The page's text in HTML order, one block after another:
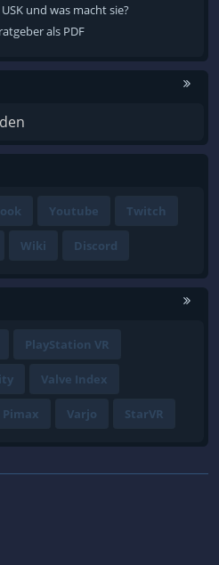
und was macht sie?
als PDF
Youtube Twitch
Wiki Discord
PlayStation VR
Valve Index
Pimax Varjo StarVR